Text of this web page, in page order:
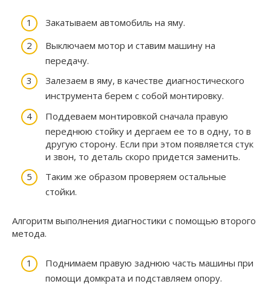
Закатываем автомобиль на яму.
Выключаем мотор и ставим машину на
передачу.
Залезаем в яму, в качестве диагностического
инструмента берем с собой монтировку.
Поддеваем монтировкой сначала правую
переднюю стойку и дергаем ее то в одну, то в
другую сторону. Если при этом появляется стук
и звон, то деталь скоро придется заменить.
Таким же образом проверяем остальные
стойки.
Алгоритм выполнения диагностики с помощью второго
метода.
Поднимаем правую заднюю часть машины при
помощи домкрата и подставляем опору.